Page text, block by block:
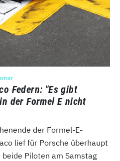
Federn: "Es gibt
der Formel E nicht
der Formel-E-
lief für Porsche überhaupt
Piloten am Samstag